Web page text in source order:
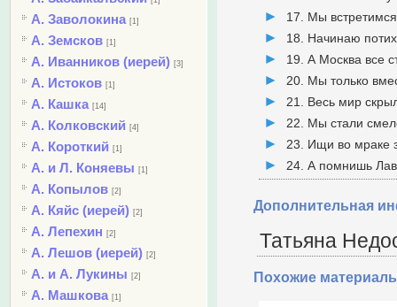
А. Заволокина [1]
А. Земсков [1]
А. Иванников (иерей) [3]
А. Истоков [1]
А. Кашка [14]
А. Колковский [4]
А. Короткий [1]
А. и Л. Коняевы [1]
А. Копылов [2]
А. Кяйс (иерей) [2]
А. Лепехин [2]
А. Лешов (иерей) [2]
А. и А. Лукины [2]
А. Машкова [1]
17. Мы
18. Начинаю
19. А Москва все
20. Мы только
21. Весь мир
22. Мы стали
23. Ищи во мраке
24. А помнишь
Дополнительная
Татьяна
Похожие